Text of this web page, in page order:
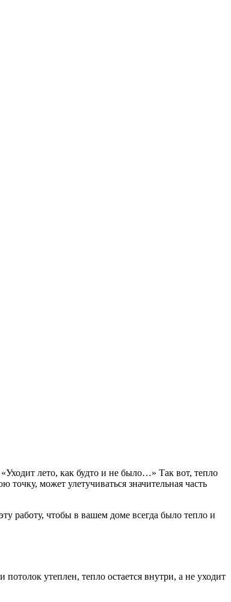
лето, как будто и не было…» Так вот, тепло
может улетучиваться значительная часть
работу, чтобы в вашем доме всегда было тепло и
утеплен, тепло остается внутри, а не уходит